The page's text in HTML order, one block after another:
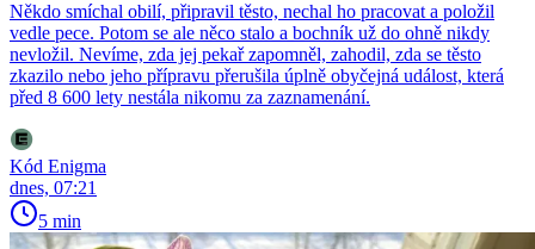
Někdo smíchal obilí, připravil těsto, nechal ho pracovat a položil
vedle pece. Potom se ale něco stalo a bochník už do ohně nikdy
nevložil. Nevíme, zda jej pekař zapomněl, zahodil, zda se těsto
zkazilo nebo jeho přípravu přerušila úplně obyčejná událost, která
před 8 600 lety nestála nikomu za zaznamenání.
Kód Enigma
dnes, 07:21
5 min